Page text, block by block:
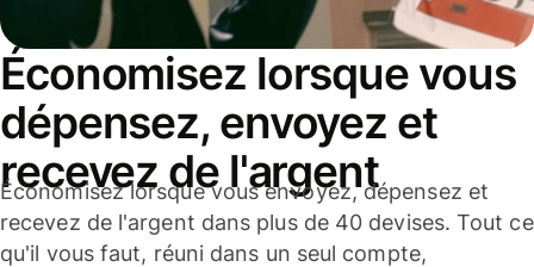
Économisez lorsque vous
dépensez, envoyez et
recevez de l'argent
Économisez lorsque vous envoyez, dépensez et
recevez de l'argent dans plus de 40 devises. Tout ce
qu'il vous faut, réuni dans un seul compte,